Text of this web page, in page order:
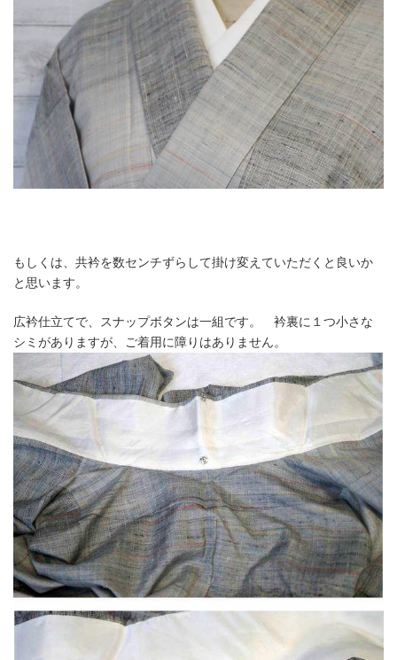
もしくは、共衿を数センチずらして掛け変えていただくと良いか
と思います。
広衿仕立てで、スナップボタンは一組です。 衿裏に１つ小さな
シミがありますが、ご着用に障りはありません。